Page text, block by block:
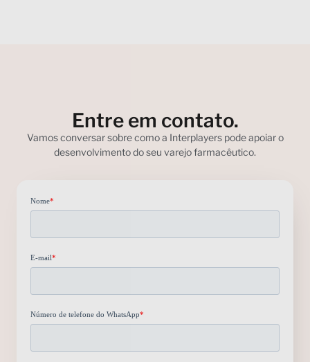
Entre em contato.
Vamos conversar sobre como a Interplayers pode apoiar o
desenvolvimento do seu varejo farmacêutico.